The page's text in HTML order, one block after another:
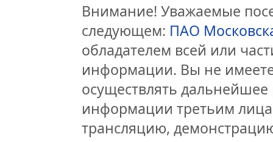
Внимание! Уважаемые
следующем: ПАО
обладателем всей или
информации. Вы не
осуществлять
информации третьим
трансляцию,